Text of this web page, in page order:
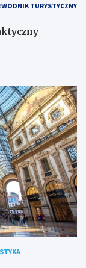
TURYSTYCZNY